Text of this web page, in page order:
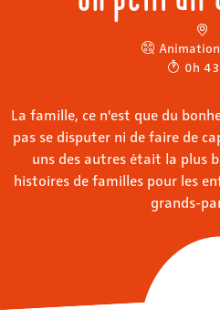
Animation
0h
La famille, ce n'est que du
pas se disputer ni de faire de
uns des autres était la plus
histoires de familles pour les
grands-